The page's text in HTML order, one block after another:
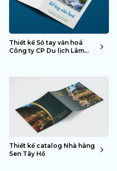
Thiết kế Sổ tay văn hoá
Công ty CP Du lịch Lâm
Thiết kế catalog Nhà hàng
Sen Tây Hồ